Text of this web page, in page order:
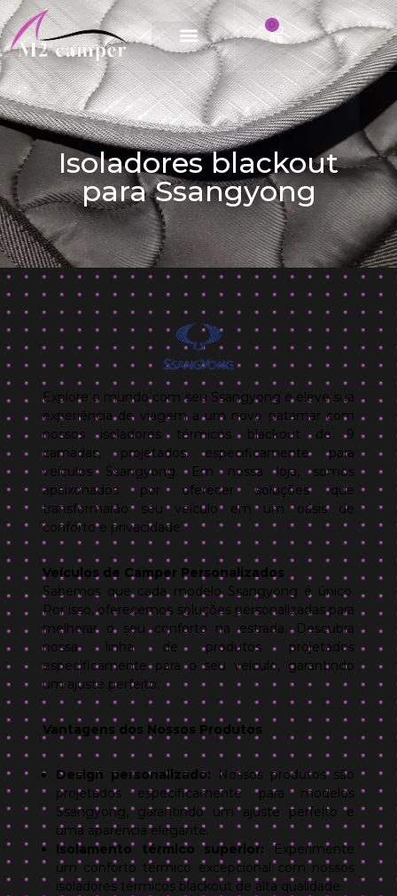
Saltar
al
contenido
0
Isoladores blackout
para Ssangyong
Explore o mundo com seu Ssangyong e eleve sua
experiência de viagem a um novo patamar com
nossos isoladores térmicos blackout de 9
camadas, projetados especificamente para
veículos Ssangyong. Em nossa loja, somos
apaixonados por oferecer soluções que
transformarão seu veículo em um oásis de
conforto e privacidade.
Veículos de Camper Personalizados
Sabemos que cada modelo Ssangyong é único.
Por isso, oferecemos soluções personalizadas para
melhorar o seu conforto na estrada. Descubra
nossa linha de produtos projetados
especificamente para o seu veículo, garantindo
um ajuste perfeito.
Vantagens dos Nossos Produtos
Design personalizado: Nossos produtos são
projetados especificamente para modelos
Ssangyong, garantindo um ajuste perfeito e
uma aparência elegante.
Isolamento térmico superior: Experimente
um conforto térmico excepcional com nossos
isoladores térmicos blackout de alta qualidade.